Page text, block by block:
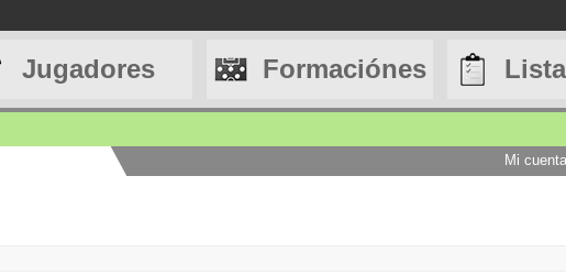
Jugadores Formaciónes
Mi